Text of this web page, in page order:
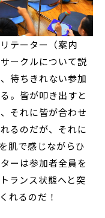
テーター（案内
ークルについて説
待ちきれない参加
。皆が叩き出すと
それに皆が合わせ
るのだが、それに
肌で感じながらひ
ーは参加者全員を
ランス状態へと突
れるのだ！